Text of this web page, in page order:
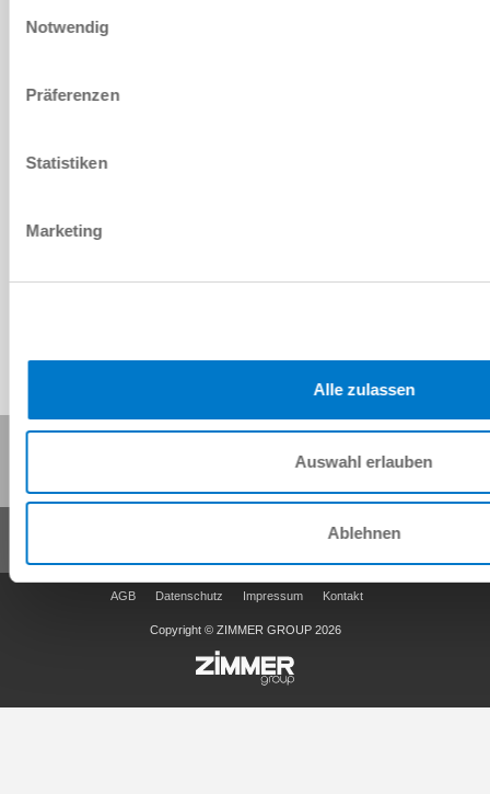
Notwendig
Präferenzen
Statistiken
Marketing
Alle zulassen
Auswahl erlauben
Ablehnen
Diese Seite teilen:
AGB Datenschutz Impressum Kontakt
Copyright © ZIMMER GROUP 2026